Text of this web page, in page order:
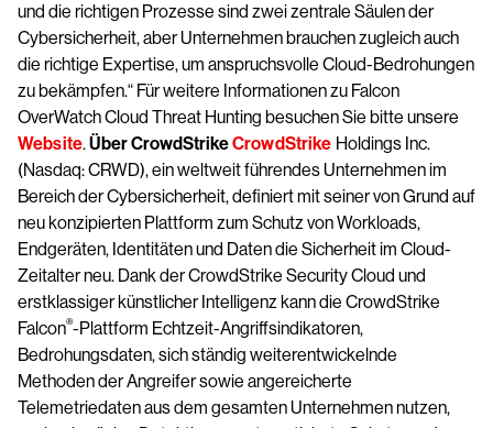
und die richtigen Prozesse sind zwei zentrale Säulen der
Cybersicherheit, aber Unternehmen brauchen zugleich auch
die richtige Expertise, um anspruchsvolle Cloud-Bedrohungen
zu bekämpfen.“ Für weitere Informationen zu Falcon
OverWatch Cloud Threat Hunting besuchen Sie bitte unsere
Website.Über CrowdStrikeCrowdStrike Holdings Inc.
(Nasdaq: CRWD), ein weltweit führendes Unternehmen im
Bereich der Cybersicherheit, definiert mit seiner von Grund auf
neu konzipierten Plattform zum Schutz von Workloads,
Endgeräten, Identitäten und Daten die Sicherheit im Cloud-
Zeitalter neu. Dank der CrowdStrike Security Cloud und
erstklassiger künstlicher Intelligenz kann die CrowdStrike
Falcon®-Plattform Echtzeit-Angriffsindikatoren,
Bedrohungsdaten, sich ständig weiterentwickelnde
Methoden der Angreifer sowie angereicherte
Telemetriedaten aus dem gesamten Unternehmen nutzen,